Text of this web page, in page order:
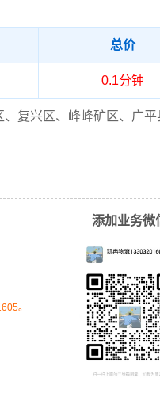
总价
0.1分钟
复兴区、峰峰矿区、广平
考，不作为最终成交价格
最终合作价格，可咨询凯
。
添加业务微